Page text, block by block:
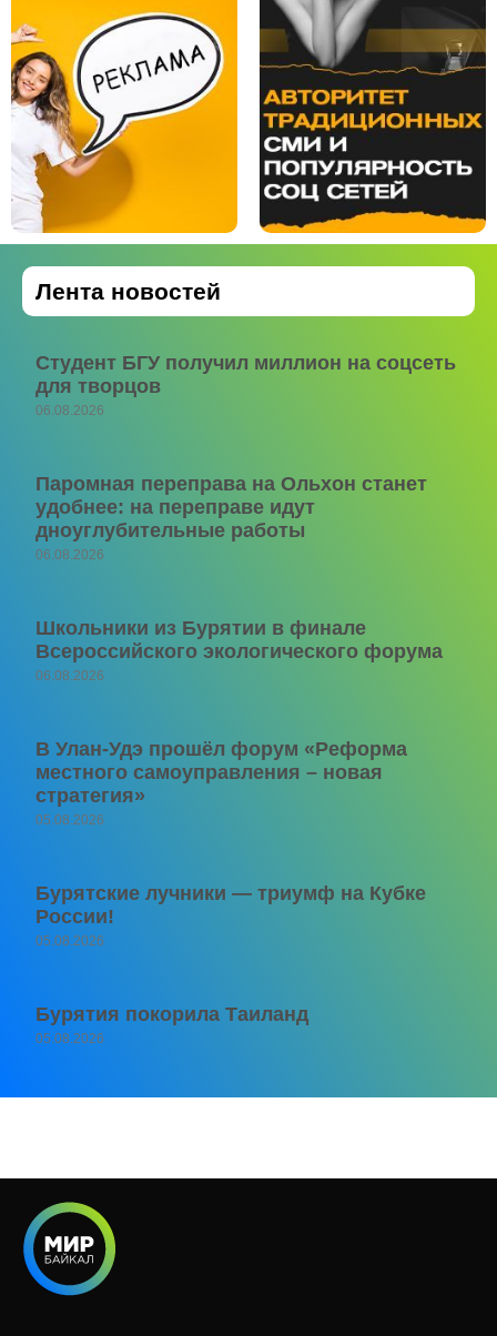
Лента новостей
Студент БГУ получил миллион на соцсеть
для творцов
06.08.2026
Паромная переправа на Ольхон станет
удобнее: на переправе идут
дноуглубительные работы
06.08.2026
Школьники из Бурятии в финале
Всероссийского экологического форума
06.08.2026
В Улан-Удэ прошёл форум «Реформа
местного самоуправления – новая
стратегия»
05.08.2026
Бурятские лучники — триумф на Кубке
России!
05.08.2026
Бурятия покорила Таиланд
05.08.2026